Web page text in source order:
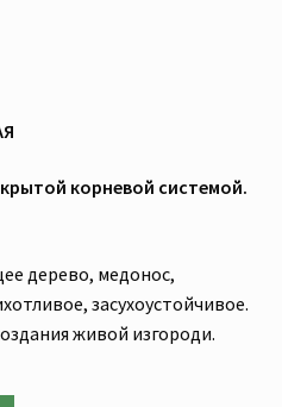
корневой системой.
дерево, медонос,
засухоустойчивое.
живой изгороди.